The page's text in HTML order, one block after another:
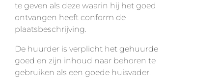
te geven als deze waarin hij het goed
ontvangen heeft conform de
plaatsbeschrijving.
De huurder is verplicht het gehuurde
goed en zijn inhoud naar behoren te
gebruiken als een goede huisvader.